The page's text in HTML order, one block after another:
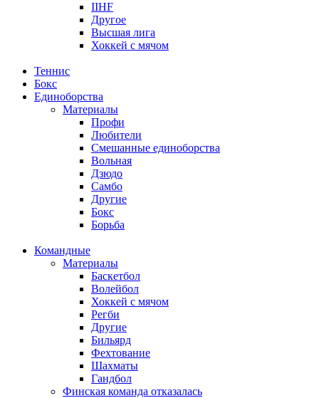
IIHF
Другое
Высшая лига
Хоккей с мячом
Теннис
Бокс
Единоборства
Материалы
Профи
Любители
Смешанные единоборства
Вольная
Дзюдо
Самбо
Другие
Бокс
Борьба
Командные
Материалы
Баскетбол
Волейбол
Хоккей с мячом
Регби
Другие
Бильярд
Фехтование
Шахматы
Гандбол
Финская команда отказалась